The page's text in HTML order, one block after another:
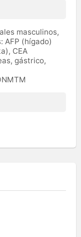
masculinos,
AFP (hígado)
CEA
gástrico,